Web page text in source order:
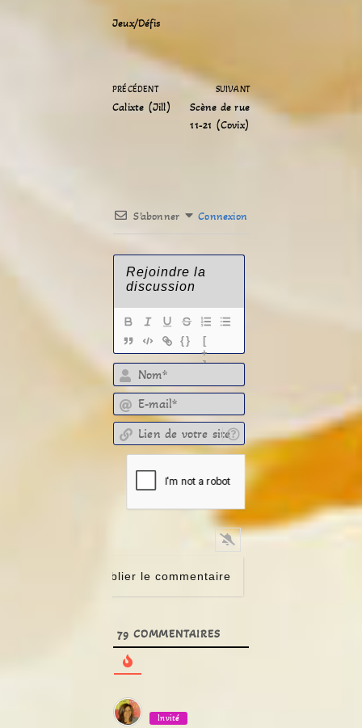
Jeux/Défis
PRÉCÉDENT
Calixte (Jill)
SUIVANT
Scène de rue
11-21 (Covix)
S’abonner Connexion
{}
[
+
]
79 COMMENTAIRES
Invité